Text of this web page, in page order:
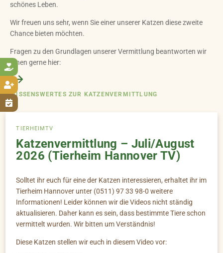



schönes Leben.
Wir freuen uns sehr, wenn Sie einer unserer Katzen diese zweite
Chance bieten möchten.
Fragen zu den Grundlagen unserer Vermittlung beantworten wir
Ihnen gerne hier:
WISSENSWERTES ZUR KATZENVERMITTLUNG
TIERHEIMTV
Katzenvermittlung – Juli/August
2026 (Tierheim Hannover TV)
Solltet ihr euch für eine der Katzen interessieren, erhaltet ihr im
Tierheim Hannover unter (0511) 97 33 98-0 weitere
Informationen! Leider können wir die Videos nicht ständig
aktualisieren. Daher kann es sein, dass bestimmte Tiere schon
vermittelt wurden. Wir bitten um Verständnis!
Diese Katzen stellen wir euch in diesem Video vor: